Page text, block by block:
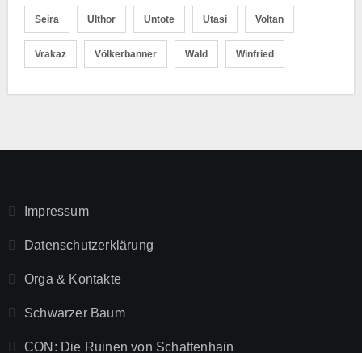
Seira Ulthor Untote Utasi Voltan
Vrakaz Völkerbanner Wald Winfried
Impressum
Datenschutzerklärung
Orga & Kontakte
Schwarzer Baum
CON: Die Ruinen von Schattenhain